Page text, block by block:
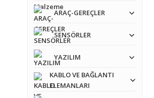
ARAÇ-GEREÇLER
SENSÖRLER
YAZILIM
KABLO VE BAĞLANTI
ELEMANLARI